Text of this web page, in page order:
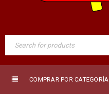
COMPRAR POR CATEGORÍA